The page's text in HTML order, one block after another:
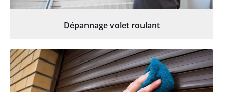
Dépannage volet roulant